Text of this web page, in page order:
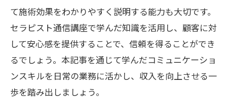
て施術効果をわかりやすく説明する能力も大切です。
セラピスト通信講座で学んだ知識を活用し、顧客に対
して安心感を提供することで、信頼を得ることができ
るでしょう。本記事を通じて学んだコミュニケーショ
ンスキルを日常の業務に活かし、収入を向上させる一
歩を踏み出しましょう。